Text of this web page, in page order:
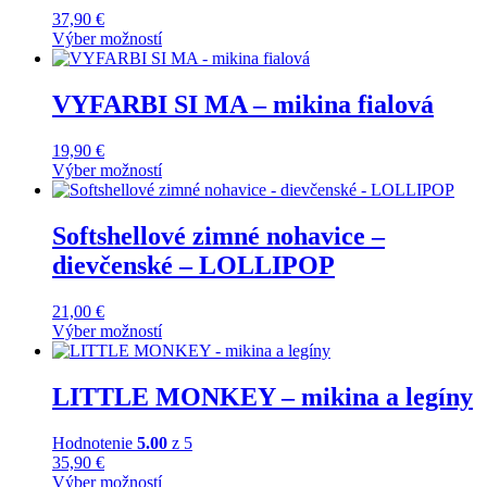
37,90 €
Výber možností
Tento
má
viacero
Možnosti
si
môžete
na
stránke
produktu.
VYFARBI SI MA – mikina fialová
19,90 €
Výber možností
Tento
má
viacero
variantov.
si
môžete
vybrať
na
stránke
produktu.
Softshellové zimné nohavice –
dievčenské – LOLLIPOP
21,00 €
Výber možností
Tento
má
viacero
Možnosti
si
LITTLE MONKEY – mikina a legíny
Hodnotenie 5.00 z 5
35,90 €
Výber možností